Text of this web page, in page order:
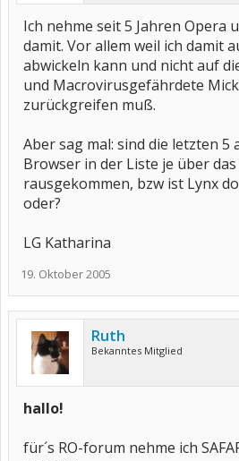
Ich nehme seit 5 Jahren Opera
damit. Vor allem weil ich damit
abwickeln kann und nicht auf
und Macrovirusgefährdete
zurückgreifen muß.
Aber sag mal: sind die letzten 5
Browser in der Liste je über
rausgekommen, bzw ist Lynx
oder?
LG Katharina
19. Oktober 2005
Ruth
Bekanntes Mitglied
hallo!
für´s RO-forum nehme ich